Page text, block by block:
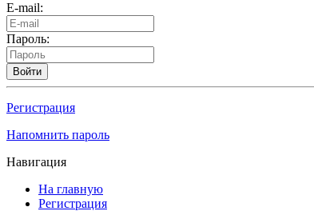
E-mail:
Пароль:
Войти
Регистрация
Напомнить пароль
Навигация
На главную
Регистрация